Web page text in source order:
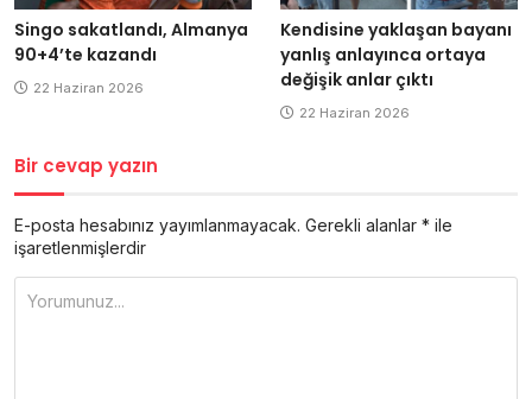
Singo sakatlandı, Almanya
90+4’te kazandı
22 Haziran 2026
Kendisine yaklaşan bayanı
yanlış anlayınca ortaya
değişik anlar çıktı
22 Haziran 2026
Bir cevap yazın
E-posta hesabınız yayımlanmayacak. Gerekli alanlar * ile
işaretlenmişlerdir